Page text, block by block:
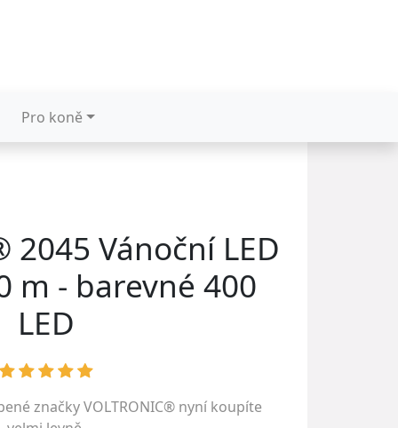
Pro koně
2045 Vánoční LED
m - barevné 400
LED
značkyVOLTRONIC® nyní koupíte